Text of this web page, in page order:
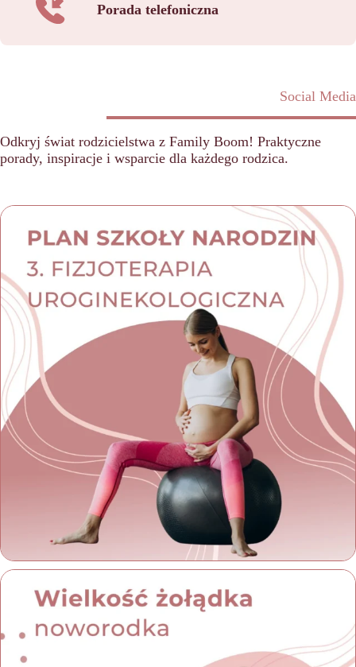
Porada telefoniczna
Social Media
Odkryj świat rodzicielstwa z Family Boom! Praktyczne
porady, inspiracje i wsparcie dla każdego rodzica.